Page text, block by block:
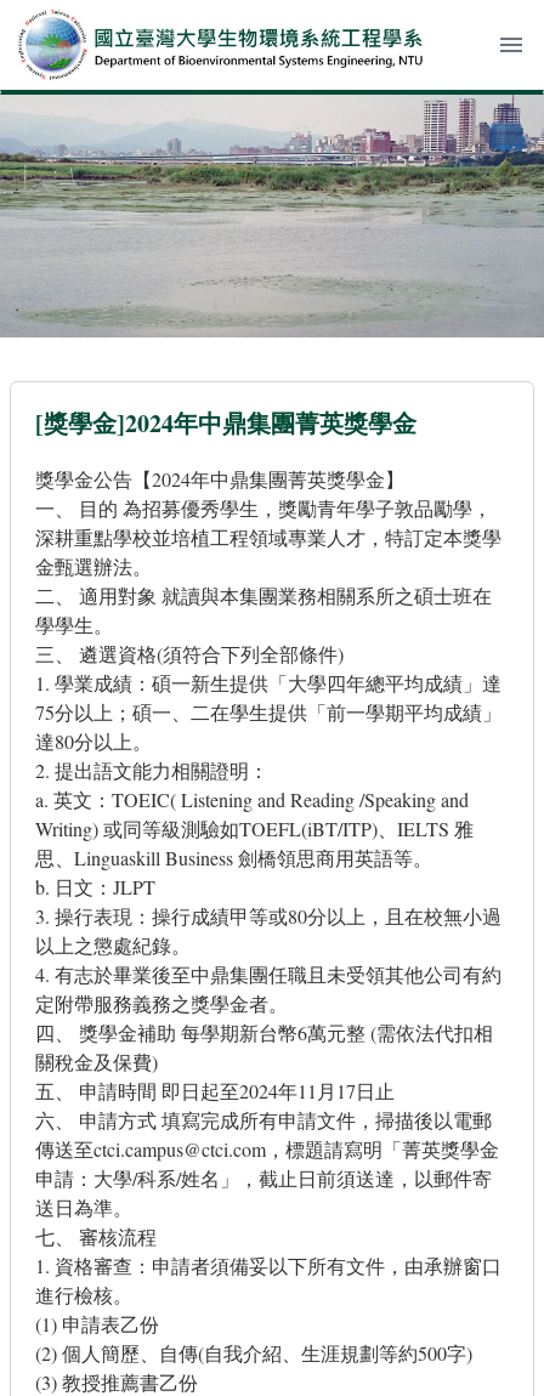
menu
[獎學金]2024年中鼎集團菁英獎學金
獎學金公告【2024年中鼎集團菁英獎學金】
一、 目的 為招募優秀學生，獎勵青年學子敦品勵學，
深耕重點學校並培植工程領域專業人才，特訂定本獎學
金甄選辦法。
二、 適用對象 就讀與本集團業務相關系所之碩士班在
學學生。
三、 遴選資格(須符合下列全部條件)
1. 學業成績：碩一新生提供「大學四年總平均成績」達
75分以上；碩一、二在學生提供「前一學期平均成績」
達80分以上。
2. 提出語文能力相關證明：
a. 英文：TOEIC( Listening and Reading /Speaking and
Writing) 或同等級測驗如TOEFL(iBT/ITP)、IELTS 雅
思、Linguaskill Business 劍橋領思商用英語等。
b. 日文：JLPT
3. 操行表現：操行成績甲等或80分以上，且在校無小過
以上之懲處紀錄。
4. 有志於畢業後至中鼎集團任職且未受領其他公司有約
定附帶服務義務之獎學金者。
四、 獎學金補助 每學期新台幣6萬元整 (需依法代扣相
關稅金及保費)
五、 申請時間 即日起至2024年11月17日止
六、 申請方式 填寫完成所有申請文件，掃描後以電郵
傳送至ctci.campus@ctci.com，標題請寫明「菁英獎學金
申請：大學/科系/姓名」，截止日前須送達，以郵件寄
送日為準。
七、 審核流程
1. 資格審查：申請者須備妥以下所有文件，由承辦窗口
進行檢核。
(1) 申請表乙份
(2) 個人簡歷、自傳(自我介紹、生涯規劃等約500字)
(3) 教授推薦書乙份